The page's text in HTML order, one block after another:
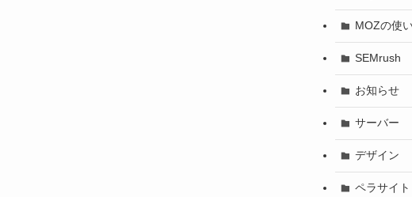
MOZの使
SEMrush
お知らせ
サーバー
デザイン
ペラサイト